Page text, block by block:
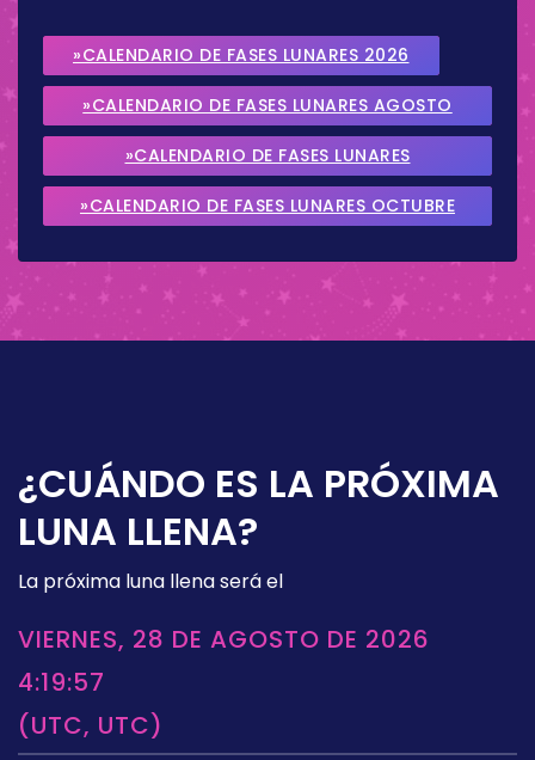
»CALENDARIO DE FASES LUNARES 2026
»CALENDARIO DE FASES LUNARES AGOSTO
2026
»CALENDARIO DE FASES LUNARES
SEPTIEMBRE 2026
»CALENDARIO DE FASES LUNARES OCTUBRE
¿CUÁNDO ES LA PRÓXIMA
LUNA LLENA?
La próxima luna llena será el
VIERNES, 28 DE AGOSTO DE 2026
4:19:57
(UTC, UTC)